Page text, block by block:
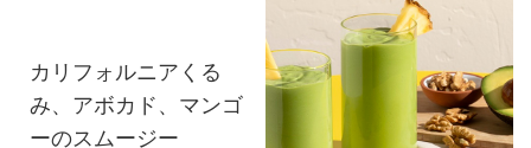
カリフォルニアくる
み、アボカド、マンゴ
ーのスムージー